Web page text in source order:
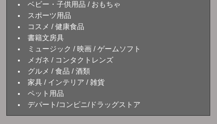
ベビー・子供用品 / おもちゃ
スポーツ用品
コスメ / 健康食品
書籍文房具
ミュージック / 映画 / ゲームソフト
メガネ / コンタクトレンズ
グルメ / 食品 / 酒類
家具 / インテリア / 雑貨
ペット用品
デパート/コンビニ/ドラッグストア